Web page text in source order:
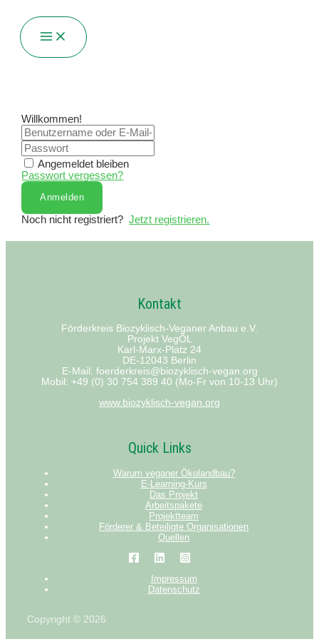
Inhalt
springenMain
Menu
Willkommen!
Angemeldet bleiben
Passwort vergessen?
Anmelden
Noch nicht registriert?Jetzt registrieren.
Kontakt
Förderkreis Biozyklisch-Veganer Anbau e.V.
Projekt VegÖL
Karl-Marx-Platz 24
DE-12043 Berlin
E-Mail: foerderkreis@biozyklisch-vegan.org
Mobil: +49 (0) 30 754 389 40 (Mo-Fr von 10-13 Uhr)
www.biozyklisch-vegan.org
Quick Links
Warum veganer Ökolandbau?
E-Learning-Kurs
Das Projekt
Arbeitspakete
Projektteam
Förderer & Beteiligte Organisationen
Quellen
Impressum
Datenschutz
Copyright © 2026